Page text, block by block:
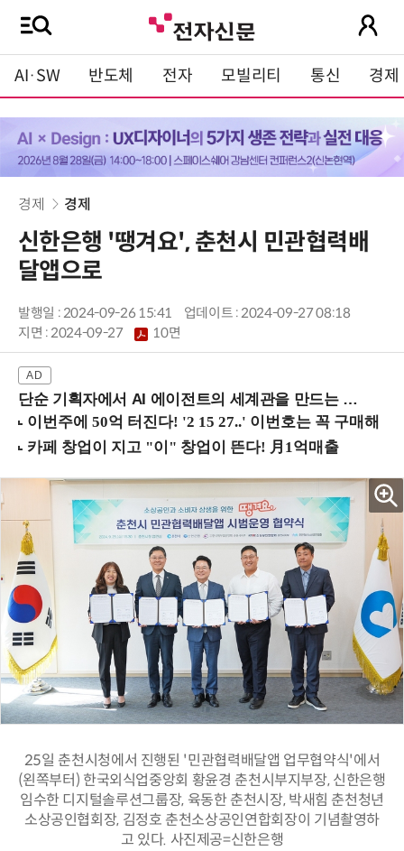
AI·SW 반도체 전자 모빌리티 통신 경제
경제 경제
신한은행 '땡겨요', 춘천시 민관협력배
달앱으로
발행일 : 2024-09-26 15:41
업데이트 : 2024-09-27 08:18
지면 :2024-09-27 10면
단순 기획자에서 AI 에이전트의 세계관을 만드는 지식 설계자로.. (8/20 강남역)
25일 춘천시청에서 진행된 '민관협력배달앱 업무협약식'에서
(왼쪽부터) 한국외식업중앙회 황윤경 춘천시부지부장, 신한은행
임수한 디지털솔루션그룹장, 육동한 춘천시장, 박새힘 춘천청년
소상공인협회장, 김정호 춘천소상공인연합회장이 기념촬영하
고 있다. 사진제공=신한은행